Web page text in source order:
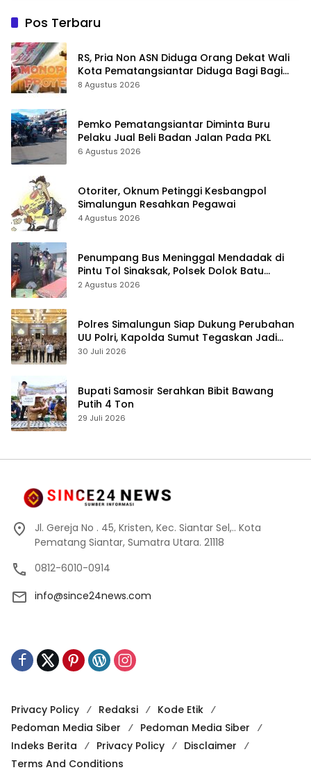
Pos Terbaru
RS, Pria Non ASN Diduga Orang Dekat Wali
Kota Pematangsiantar Diduga Bagi Bagi
Proyek ke Kontraktor
8 Agustus 2026
Pemko Pematangsiantar Diminta Buru
Pelaku Jual Beli Badan Jalan Pada PKL
6 Agustus 2026
Otoriter, Oknum Petinggi Kesbangpol
Simalungun Resahkan Pegawai
4 Agustus 2026
Penumpang Bus Meninggal Mendadak di
Pintu Tol Sinaksak, Polsek Dolok Batu
Nanggar Gerak Cepat Olah TKP
2 Agustus 2026
Polres Simalungun Siap Dukung Perubahan
UU Polri, Kapolda Sumut Tegaskan Jadi
Fondasi Penguatan Profesionalisme dan
30 Juli 2026
Bupati Samosir Serahkan Bibit Bawang
Putih 4 Ton
29 Juli 2026
Jl. Gereja No . 45, Kristen, Kec. Siantar Sel,.. Kota
Pematang Siantar, Sumatra Utara. 21118
0812-6010-0914
info@since24news.com
Privacy Policy Redaksi
Kode Etik
Pedoman Media Siber
Pedoman Media Siber
Indeks Berita
Privacy Policy
Disclaimer
Terms And Conditions